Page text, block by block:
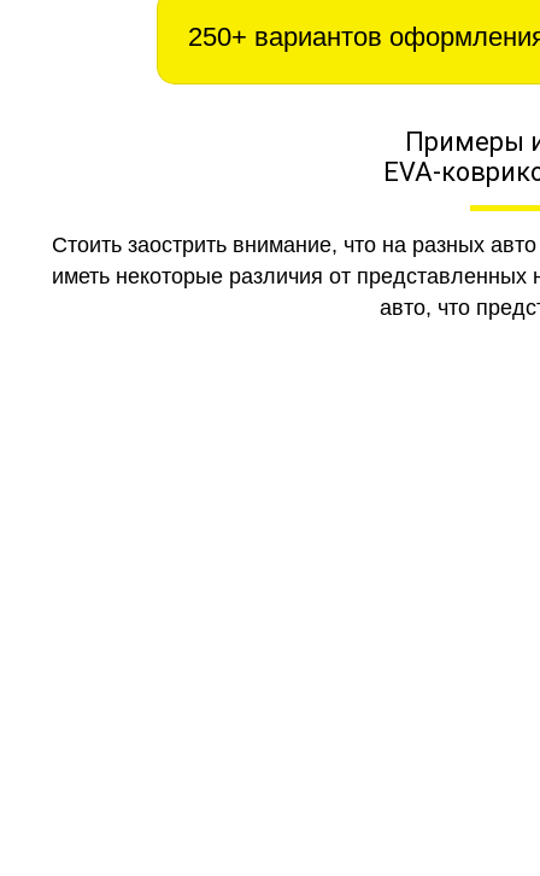
250+ вариантов
Примеры
EVA-
Стоить заострить внимание, что на разных
иметь некоторые различия от
авто, что